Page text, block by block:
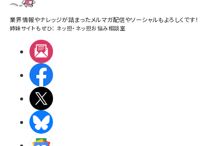
業界情報やナレッジが詰まったメルマガ配信やソーシャルもよろしくです！
姉妹サイトもぜひ： ネッ担・ ネッ担お悩み相談室